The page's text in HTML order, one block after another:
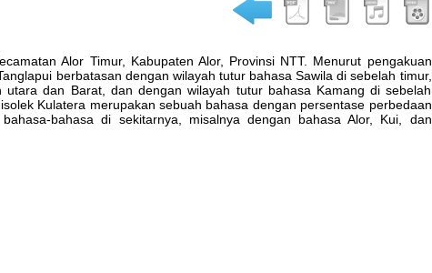
Alor Timur, Kabupaten Alor, Provinsi NTT. Menurut pengakuan
berbatasan dengan wilayah tutur bahasa Sawila di sebelah timur,
dan Barat, dan dengan wilayah tutur bahasa Kamang di sebelah
Kulatera merupakan sebuah bahasa dengan persentase perbedaan
bahasa di sekitarnya, misalnya dengan bahasa Alor, Kui, dan